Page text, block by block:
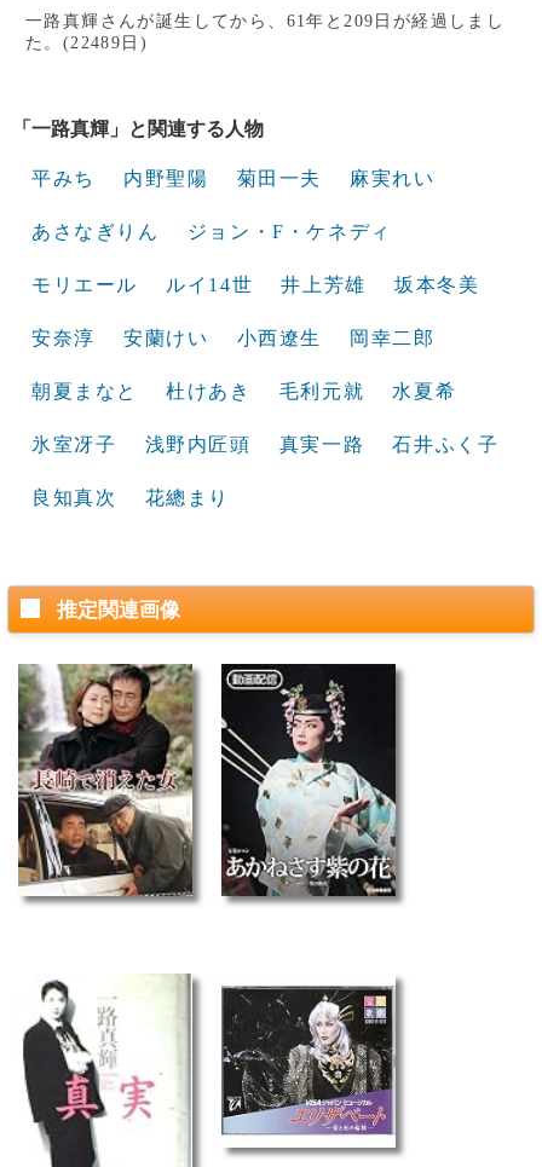
一路真輝さんが誕生してから、61年と209日が経過しまし
た。(22489日)
「一路真輝」と関連する人物
平みち 内野聖陽 菊田一夫 麻実れい
あさなぎりん ジョン・F・ケネディ
モリエール ルイ14世 井上芳雄 坂本冬美
安奈淳 安蘭けい 小西遼生 岡幸二郎
朝夏まなと 杜けあき 毛利元就 水夏希
氷室冴子 浅野内匠頭 真実一路 石井ふく子
良知真次 花總まり
推定関連画像